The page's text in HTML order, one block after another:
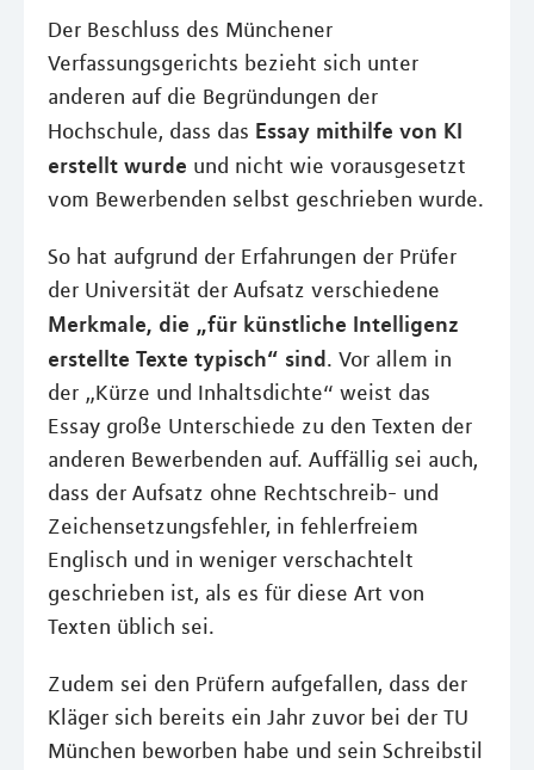
Der Beschluss des Münchener
Verfassungsgerichts bezieht sich unter
anderen auf die Begründungen der
Hochschule, dass das Essay mithilfe von KI
erstellt wurde und nicht wie vorausgesetzt
vom Bewerbenden selbst geschrieben wurde.
So hat aufgrund der Erfahrungen der Prüfer
der Universität der Aufsatz verschiedene
Merkmale, die „für künstliche Intelligenz
erstellte Texte typisch“ sind. Vor allem in
der „Kürze und Inhaltsdichte“ weist das
Essay große Unterschiede zu den Texten der
anderen Bewerbenden auf. Auffällig sei auch,
dass der Aufsatz ohne Rechtschreib- und
Zeichensetzungsfehler, in fehlerfreiem
Englisch und in weniger verschachtelt
geschrieben ist, als es für diese Art von
Texten üblich sei.
Zudem sei den Prüfern aufgefallen, dass der
Kläger sich bereits ein Jahr zuvor bei der TU
München beworben habe und sein Schreibstil